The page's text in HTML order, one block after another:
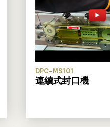
DPC-MS101
連續式封口機